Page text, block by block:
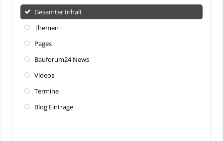
Gesamter Inhalt
Themen
Pages
Bauforum24 News
Videos
Termine
Blog Einträge